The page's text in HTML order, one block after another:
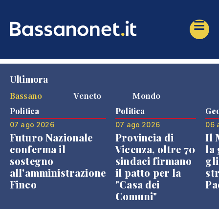
Ultimora
Bassano
Veneto Mondo
Politica
07 ago 2026
Futuro Nazionale
conferma il
sostegno
all'amministrazione
Finco
Politica
07 ago 2026
Provincia di
Vicenza, oltre 70
sindaci firmano
il patto per la
"Casa dei
Comuni"
06
Il
la